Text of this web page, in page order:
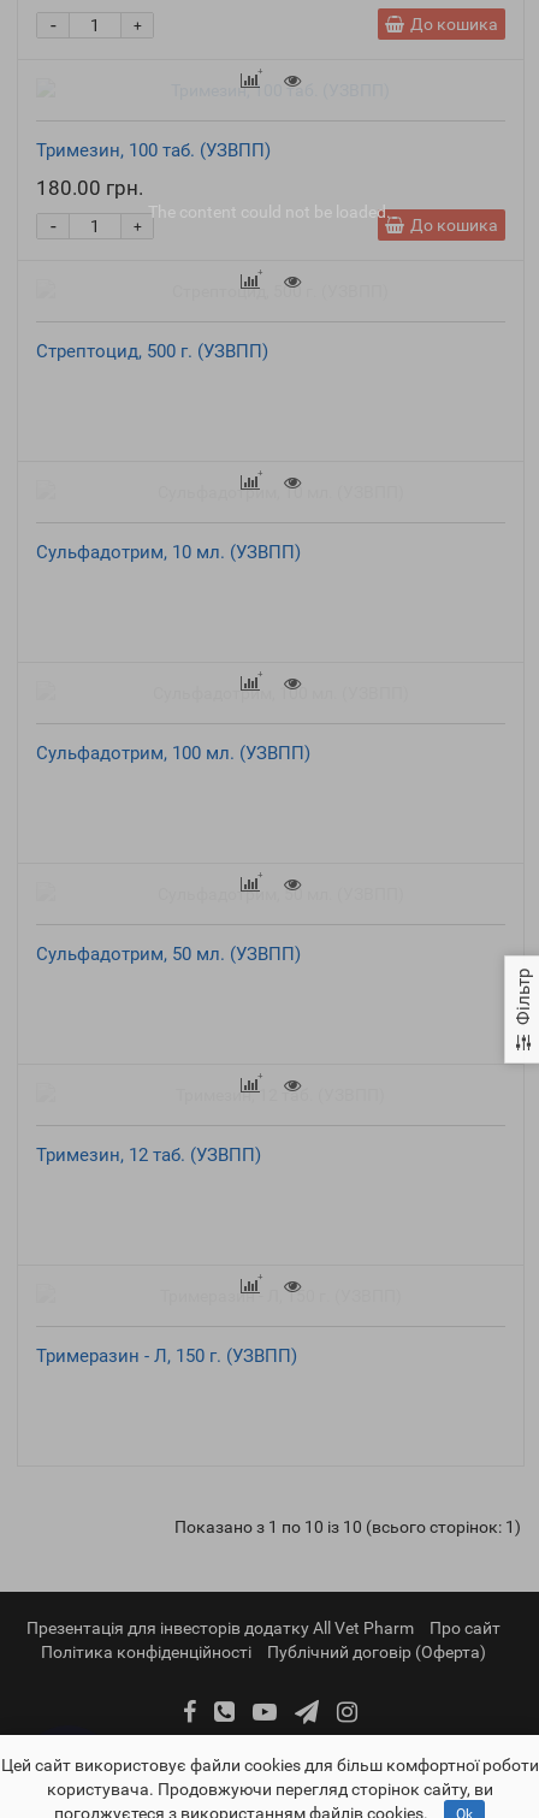
The content could not be loaded.
Фільтр
+
- До кошика
Тримезин, 100 таб. (УЗВПП)
180.00 грн.
+
- До кошика
Стрептоцид, 500 г. (УЗВПП)
Сульфадотрим, 10 мл. (УЗВПП)
Сульфадотрим, 100 мл. (УЗВПП)
Сульфадотрим, 50 мл. (УЗВПП)
Тримезин, 12 таб. (УЗВПП)
Тримеразин - Л, 150 г. (УЗВПП)
Показано з 1 по 10 із 10 (всього сторінок: 1)
Презентація для інвесторів додатку All Vet Pharm
Про сайт
Політика конфіденційності
Публічний договір (Оферта)
Цей сайт використовує файли cookies для більш комфортної роботи
користувача. Продовжуючи перегляд сторінок сайту, ви
погоджуєтеся з використанням файлів cookies.
Ok